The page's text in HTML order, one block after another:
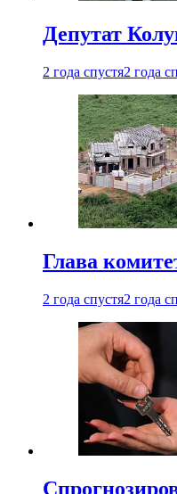
Депутат
2 года спустя2 года
Глава
2 года спустя2 года